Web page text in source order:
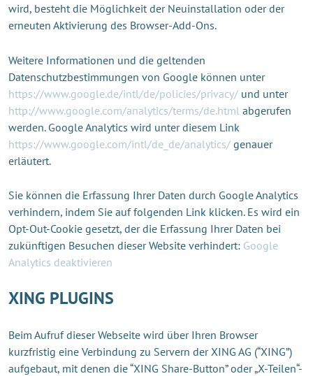
wird, besteht die Möglichkeit der Neuinstallation oder der
erneuten Aktivierung des Browser-Add-Ons.
Weitere Informationen und die geltenden
Datenschutzbestimmungen von Google können unter
https://www.google.de/intl/de/policies/privacy/ und unter
http://www.google.com/analytics/terms/de.html abgerufen
werden. Google Analytics wird unter diesem Link
https://www.google.com/intl/de_de/analytics/ genauer
erläutert.
Sie können die Erfassung Ihrer Daten durch Google Analytics
verhindern, indem Sie auf folgenden Link klicken. Es wird ein
Opt-Out-Cookie gesetzt, der die Erfassung Ihrer Daten bei
zukünftigen Besuchen dieser Website verhindert: Google
Analytics deaktivieren
XING PLUGINS
Beim Aufruf dieser Webseite wird über Ihren Browser
kurzfristig eine Verbindung zu Servern der XING AG (“XING”)
aufgebaut, mit denen die “XING Share-Button” oder „X-Teilen“-